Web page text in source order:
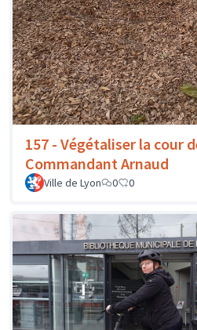
157 - Végétaliser la cour
Commandant Arnaud
Ville de Lyon 0 0